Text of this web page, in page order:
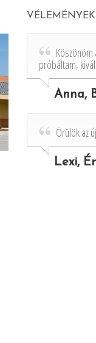
VÉLEMÉNYEK
próbáltam,
Anna,
Örülök az
Lexi,